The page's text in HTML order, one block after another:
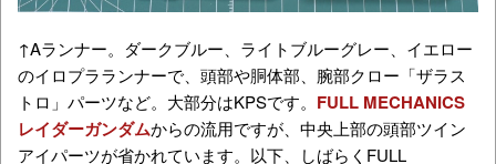
↑Aランナー。ダークブルー、ライトブルーグレー、イエロー
のイロプラランナーで、頭部や胴体部、腕部クロー「ザラス
トロ」パーツなど。大部分はKPSです。 FULL MECHANICS
レイダーガンダムからの流用ですが、中央上部の頭部ツイン
アイパーツが省かれています。以下、しばらくFULL